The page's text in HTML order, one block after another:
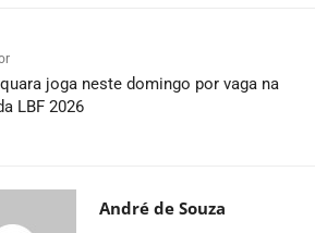
joga neste domingo por vaga na
LBF 2026
André de Souza